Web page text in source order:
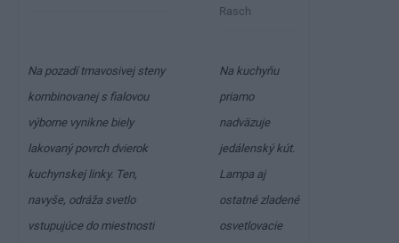
Rasch
Na pozadí tmavosivej steny
kombinovanej s fialovou
výborne vynikne biely
lakovaný povrch dvierok
kuchynskej linky. Ten,
navyše, odráža svetlo
vstupujúce do miestnosti
Na kuchyňu
priamo
nadväzuje
jedálenský kút.
Lampa aj
ostatné zladené
osvetlovacie